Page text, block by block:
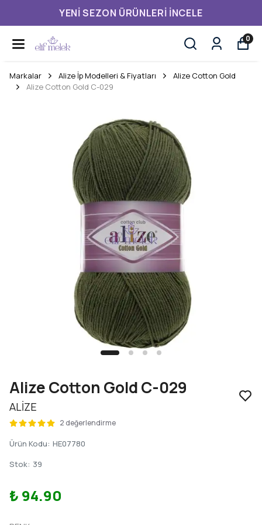
YENI SEZON ÜRÜNLERI İNCELE
0
Markalar Alize İp Modelleri & Fiyatları
Alize Cotton Gold
Alize Cotton Gold C-029
Alize Cotton Gold C-029
ALİZE
2 değerlendirme
Ürün Kodu: HE07780
Stok: 39
₺ 94.90